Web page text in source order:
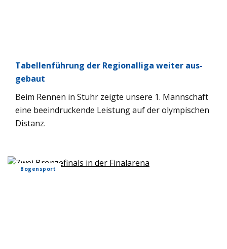
Tabel­len­füh­rung der Regio­nal­liga wei­ter aus­
ge­baut
Beim Ren­nen in Stuhr zeigte unsere 1. Mann­schaft
eine beein­dru­ckende Leis­tung auf der olym­pi­schen
Distanz.
Bogen­sport